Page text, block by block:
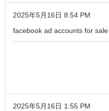
2025年5月16日 8:54 PM
facebook ad accounts for sale
2025年5月16日 1:55 PM